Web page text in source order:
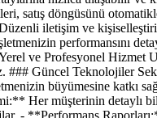
satış döngüsünü
iletişim ve
performansını
ve Profesyonel Hizmet
### Güncel Teknolojiler
büyümesine katkı
Her müşterinin detaylı
- **Performans